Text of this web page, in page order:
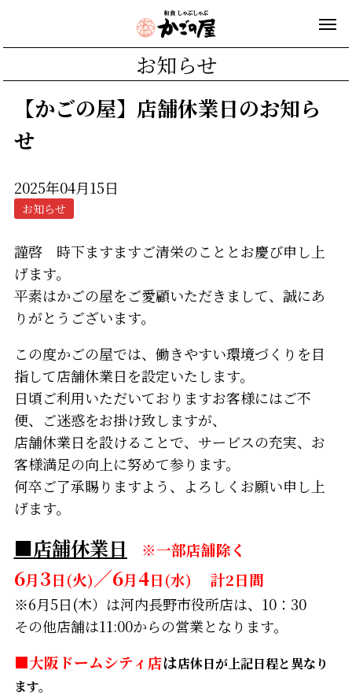
お知らせ
【かごの屋】店舗休業日のお知ら
せ
2025年04月15日
お知らせ
謹啓 時下ますますご清栄のこととお慶び申し上
げます。
平素はかごの屋をご愛顧いただきまして、誠にあ
りがとうございます。
この度かごの屋では、働きやすい環境づくりを目
指して店舗休業日を設定いたします。
日頃ご利用いただいておりますお客様にはご不
便、ご迷惑をお掛け致しますが、
店舗休業日を設けることで、サービスの充実、お
客様満足の向上に努めて参ります。
何卒ご了承賜りますよう、よろしくお願い申し上
げます。
■店舗休業日 ※一部店舗除く
6月3日(火)／6月4日(水)
計2日間
※6月5日(木）は河内長野市役所店は、10：30
その他店舗は11:00からの営業となります。
■大阪ドームシティ店は店休日が上記日程と異なり
ます。